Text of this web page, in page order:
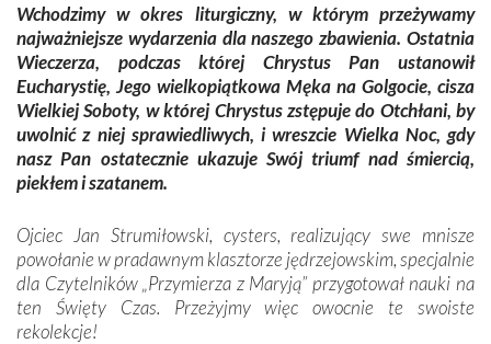
Wchodzimy w okres liturgiczny, w którym przeżywamy
najważniejsze wydarzenia dla naszego zbawienia. Ostatnia
Wieczerza, podczas której Chrystus Pan ustanowił
Eucharystię, Jego wielkopiątkowa Męka na Golgocie, cisza
Wielkiej Soboty, w której Chrystus zstępuje do Otchłani, by
uwolnić z niej sprawiedliwych, i wreszcie Wielka Noc, gdy
nasz Pan ostatecznie ukazuje Swój triumf nad śmiercią,
piekłem i szatanem.
Ojciec Jan Strumiłowski, cysters, realizujący swe mnisze
powołanie w pradawnym klasztorze jędrzejowskim, specjalnie
dla Czytelników „Przymierza z Maryją” przygotował nauki na
ten Święty Czas. Przeżyjmy więc owocnie te swoiste
rekolekcje!